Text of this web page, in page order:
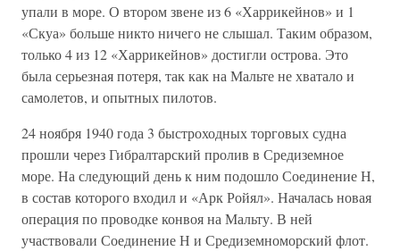
упали в море. О втором звене из 6 «Харрикейнов» и 1
«Скуа» больше никто ничего не слышал. Таким образом,
только 4 из 12 «Харрикейнов» достигли острова. Это
была серьезная потеря, так как на Мальте не хватало и
самолетов, и опытных пилотов.
24 ноября 1940 года 3 быстроходных торговых судна
прошли через Гибралтарский пролив в Средиземное
море. На следующий день к ним подошло Соединение Н,
в состав которого входил и «Арк Ройял». Началась новая
операция по проводке конвоя на Мальту. В ней
участвовали Соединение Н и Средиземноморский флот.